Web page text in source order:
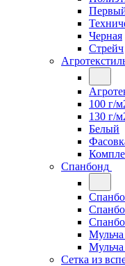
Черная
Стрейч
100 г/
130 г/
Белый
Спанбонд
Мульча
Сетка из